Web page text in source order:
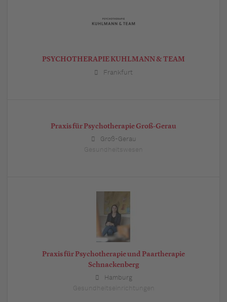
PSYCHOTHERAPIE KUHLMANN & TEAM
Frankfurt
Praxis für Psychotherapie Groß-Gerau
Groß-Gerau
Gesundheitswesen
Praxis für Psychotherapie und Paartherapie
Schnackenberg
Hamburg
Gesundheitseinrichtungen